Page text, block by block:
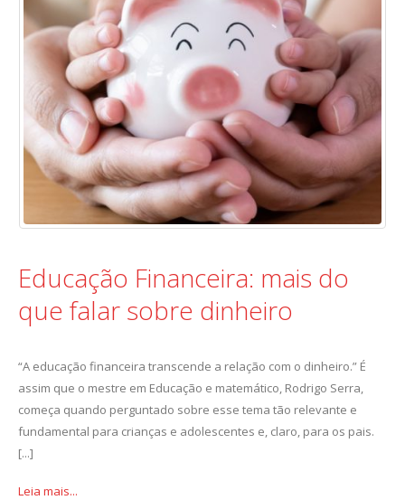
Educação Financeira: mais do
que falar sobre dinheiro
“A educação financeira transcende a relação com o dinheiro.” É
assim que o mestre em Educação e matemático, Rodrigo Serra,
começa quando perguntado sobre esse tema tão relevante e
fundamental para crianças e adolescentes e, claro, para os pais.
[...]
Leia mais...